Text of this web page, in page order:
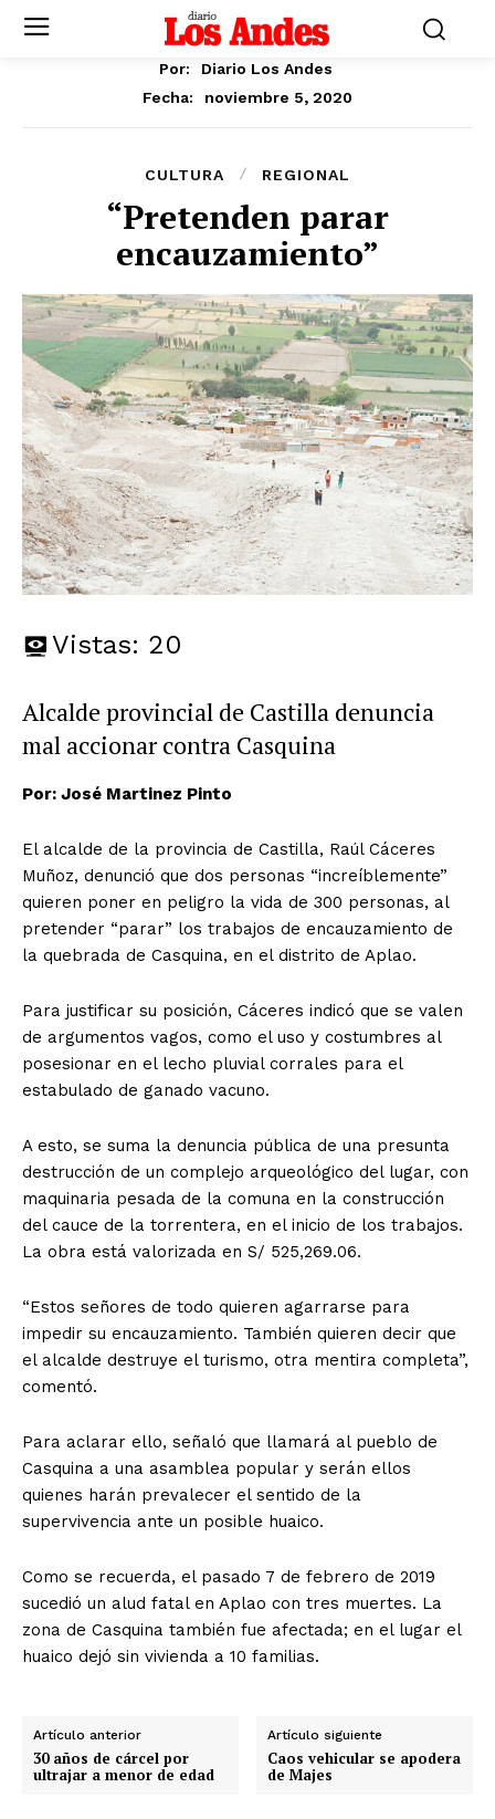
Por:
Diario Los Andes
Fecha:
noviembre 5, 2020
CULTURA REGIONAL
“Pretenden parar
encauzamiento”
Vistas: 20
Alcalde provincial de Castilla denuncia
mal accionar contra Casquina
Por: José Martinez Pinto
El alcalde de la provincia de Castilla, Raúl Cáceres
Muñoz, denunció que dos personas “increíblemente”
quieren poner en peligro la vida de 300 personas, al
pretender “parar” los trabajos de encauzamiento de
la quebrada de Casquina, en el distrito de Aplao.
Para justificar su posición, Cáceres indicó que se valen
de argumentos vagos, como el uso y costumbres al
posesionar en el lecho pluvial corrales para el
estabulado de ganado vacuno.
A esto, se suma la denuncia pública de una presunta
destrucción de un complejo arqueológico del lugar, con
maquinaria pesada de la comuna en la construcción
del cauce de la torrentera, en el inicio de los trabajos.
La obra está valorizada en S/ 525,269.06.
“Estos señores de todo quieren agarrarse para
impedir su encauzamiento. También quieren decir que
el alcalde destruye el turismo, otra mentira completa”,
comentó.
Para aclarar ello, señaló que llamará al pueblo de
Casquina a una asamblea popular y serán ellos
quienes harán prevalecer el sentido de la
supervivencia ante un posible huaico.
Como se recuerda, el pasado 7 de febrero de 2019
sucedió un alud fatal en Aplao con tres muertes. La
zona de Casquina también fue afectada; en el lugar el
huaico dejó sin vivienda a 10 familias.
Artículo anterior
30 años de cárcel por
ultrajar a menor de edad
Artículo siguiente
Caos vehicular se apodera
de Majes